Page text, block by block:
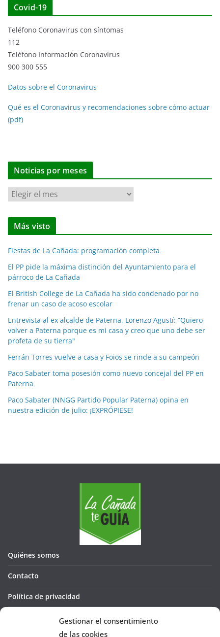
Gestionar el consentimiento
de las cookies
Covid-19
Teléfono Coronavirus con síntomas
112
Teléfono Información Coronavirus
900 300 555
Datos sobre el Coronavirus
Qué es el Coronavirus y recomendaciones sobre cómo actuar
(pdf)
Noticias por meses
N
o
t
i
a
s
p
o
m
e
s
Más visto
Fiestas de La Cañada: programación completa
El PP pide la máxima distinción del Ayuntamiento para el
párroco de La Cañada
El British College de La Cañada ha sido condenado por no
frenar un caso de acoso escolar
Entrevista al ex alcalde de Paterna, Lorenzo Agustí: “Quiero
volver a Paterna porque es mi casa y creo que uno debe ser
profeta de su tierra"
Ferrán Torres vuelve a casa y Foios se rinde a su campeón
Paco Sabater toma posesión como nuevo concejal del PP en
Paterna
Paco Sabater (NNGG Partido Popular Paterna) opina en
nuestra edición de julio: ¡EXPRÓPIESE!
Quiénes somos
Contacto
Política de privacidad
Política de cookies (UE)